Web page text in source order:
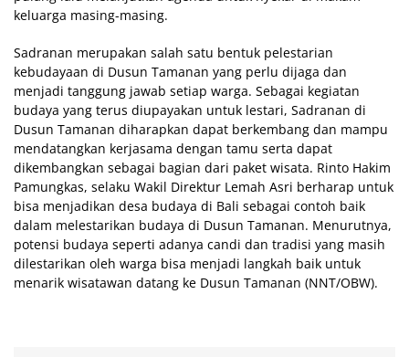
keluarga masing-masing.
Sadranan merupakan salah satu bentuk pelestarian
kebudayaan di Dusun Tamanan yang perlu dijaga dan
menjadi tanggung jawab setiap warga. Sebagai kegiatan
budaya yang terus diupayakan untuk lestari, Sadranan di
Dusun Tamanan diharapkan dapat berkembang dan mampu
mendatangkan kerjasama dengan tamu serta dapat
dikembangkan sebagai bagian dari paket wisata. Rinto Hakim
Pamungkas, selaku Wakil Direktur Lemah Asri berharap untuk
bisa menjadikan desa budaya di Bali sebagai contoh baik
dalam melestarikan budaya di Dusun Tamanan. Menurutnya,
potensi budaya seperti adanya candi dan tradisi yang masih
dilestarikan oleh warga bisa menjadi langkah baik untuk
menarik wisatawan datang ke Dusun Tamanan (NNT/OBW).